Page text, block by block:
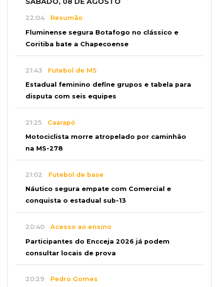
22:04 Resumão
Fluminense segura Botafogo no clássico e
Coritiba bate a Chapecoense
21:43 Futebol de MS
Estadual feminino define grupos e tabela para
disputa com seis equipes
21:25 Caarapó
Motociclista morre atropelado por caminhão
na MS-278
21:02 Futebol de base
Náutico segura empate com Comercial e
conquista o estadual sub-13
20:40 Acesso ao ensino
Participantes do Encceja 2026 já podem
consultar locais de prova
20:29 Pedro Gomes